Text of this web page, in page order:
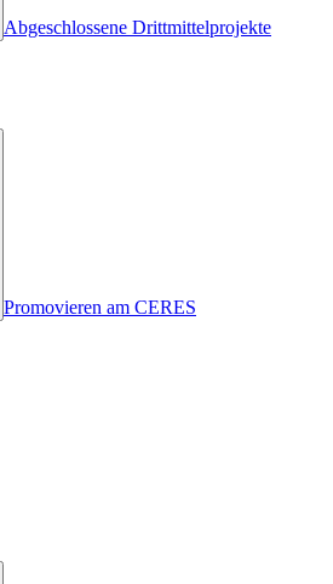
Abgeschlossene Drittmittelprojekte
Promovieren am CERES